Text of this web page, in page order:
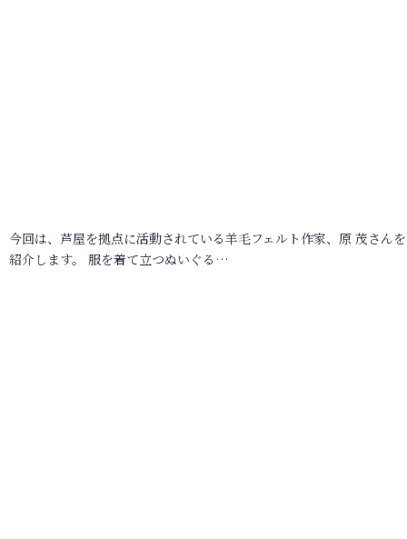
今回は、芦屋を拠点に活動されている羊毛フェルト作家、原 茂さん
紹介します。 服を着て立つぬいぐる…